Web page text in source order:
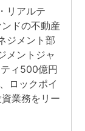
リアルテ
ドの不動産
ジメント部
メントジャ
ィ500億円
ロックポイ
業務をリー